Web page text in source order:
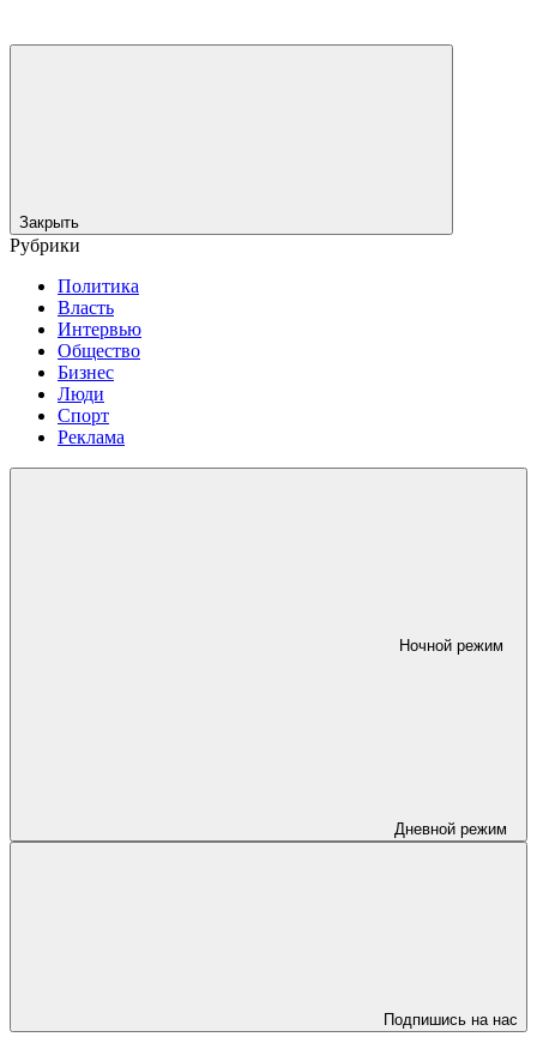
Закрыть
Рубрики
Политика
Власть
Интервью
Общество
Бизнес
Люди
Спорт
Реклама
Ночной режим
Дневной режим
Подпишись на нас